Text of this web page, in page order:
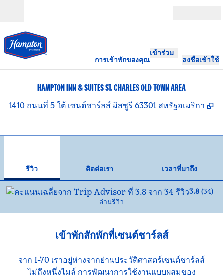
การเข้าพักของคุณ
เข้าร่วม
ลงชื่อเข้าใช้
HAMPTON INN & SUITES ST. CHARLES OLD TOWN AREA
1410 ถนนที่ 5 ใต้ เซนต์ชาร์ลส์ มิสซูรี 63301 สหรัฐอเมริกา ,
รีวิว ติดต่อเรา
เวลาที่มาถึง
3.8 (34)
อ่านรีวิว
เข้าพักสักพักที่เซนต์ชาร์ลส์
จาก I-70 เราอยู่ห่างจากย่านประวัติศาสตร์เซนต์ชาร์ลส์
ไม่ถึงหนึ่งไมล์ การพัฒนาการใช้งานแบบผสมของ